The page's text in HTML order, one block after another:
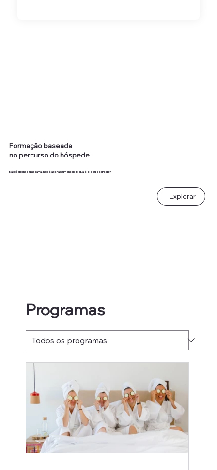
Formação baseada
no percurso do hóspede
Não é apenas uma cama, não é apenas um check-in: qual é o seu segredo?
Explorar
Programas